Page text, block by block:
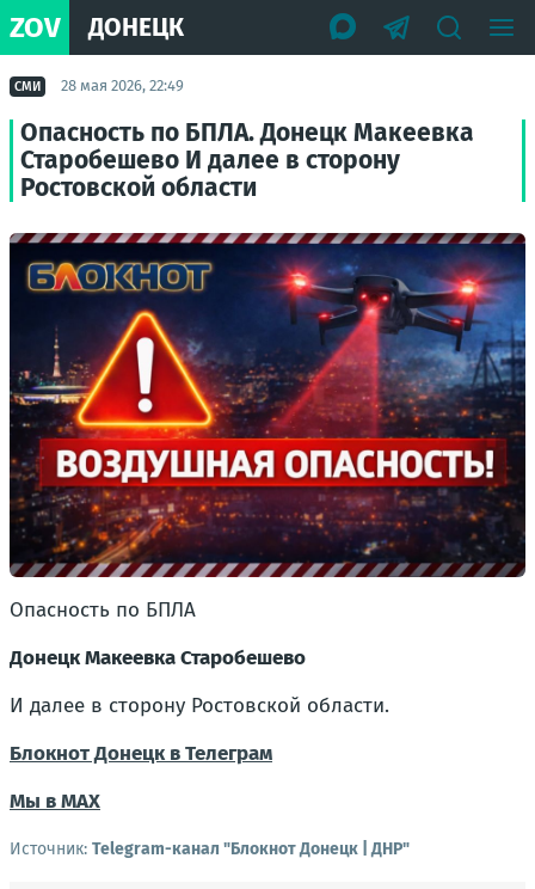
ZOV ДОНЕЦК
СМИ 28 мая 2026, 22:49
Опасность по БПЛА. Донецк Макеевка
Старобешево И далее в сторону
Ростовской области
Опасность по БПЛА
Донецк Макеевка Старобешево
И далее в сторону Ростовской области.
Блокнот Донецк в Телеграм
Мы в МАХ
Источник: Telegram-канал "Блокнот Донецк | ДНР"